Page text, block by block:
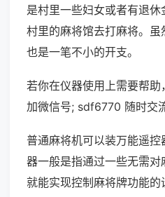
是村里一些妇女或者有退休
村里的麻将馆去打麻将。
也是一笔不小的开支。
若你在仪器使用上需要帮
加微信号; sdf6770 随时交
普通麻将机可以装万能遥
器一般是指通过一些无需
就能实现控制麻将牌功能的